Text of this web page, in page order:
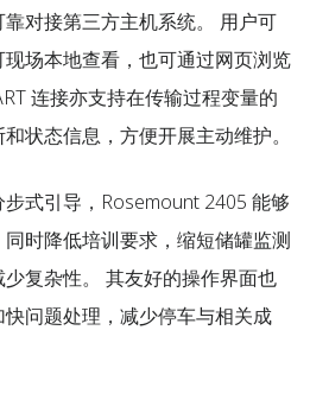
对接第三方主机系统。 用户可
场本地查看，也可通过网页浏览
连接亦支持在传输过程变量的
状态信息，方便开展主动维护。
式引导，Rosemount 2405 能够
时降低培训要求，缩短储罐监测
复杂性。 其友好的操作界面也
问题处理，减少停车与相关成